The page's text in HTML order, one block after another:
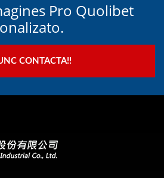
Pro Quolibet
CONTACTA!!